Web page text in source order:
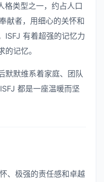
格类型之一，约占人口
献者，用细心的关怀和
ISFJ 有着超强的记忆力
记忆。
默默维系着家庭、团队
都是一座温暖而坚
、极强的责任感和卓越